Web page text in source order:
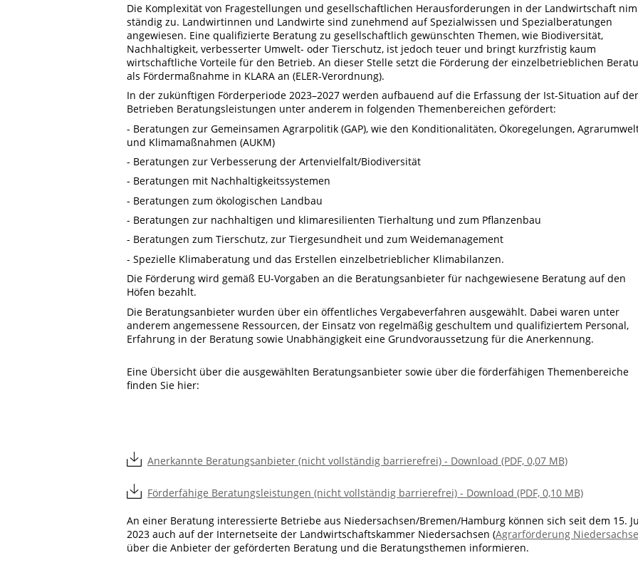
Die Komplexität von Fragestellungen und gesellschaftlichen Herausforderungen in der Landwirtschaft
ständig zu. Landwirtinnen und Landwirte sind zunehmend auf Spezialwissen und Spezialberatungen
angewiesen. Eine qualifizierte Beratung zu gesellschaftlich gewünschten Themen, wie Biodiversität,
Nachhaltigkeit, verbesserter Umwelt- oder Tierschutz, ist jedoch teuer und bringt kurzfristig kaum
wirtschaftliche Vorteile für den Betrieb. An dieser Stelle setzt die Förderung der einzelbetrieblichen
als Fördermaßnahme in KLARA an (ELER-Verordnung).
In der zukünftigen Förderperiode 2023–2027 werden aufbauend auf die Erfassung der Ist-Situation auf
Betrieben Beratungsleistungen unter anderem in folgenden Themenbereichen gefördert:
- Beratungen zur Gemeinsamen Agrarpolitik (GAP), wie den Konditionalitäten, Ökoregelungen,
und Klimamaßnahmen (AUKM)
- Beratungen zur Verbesserung der Artenvielfalt/Biodiversität
- Beratungen mit Nachhaltigkeitssystemen
- Beratungen zum ökologischen Landbau
- Beratungen zur nachhaltigen und klimaresilienten Tierhaltung und zum Pflanzenbau
- Beratungen zum Tierschutz, zur Tiergesundheit und zum Weidemanagement
- Spezielle Klimaberatung und das Erstellen einzelbetrieblicher Klimabilanzen.
Die Förderung wird gemäß EU-Vorgaben an die Beratungsanbieter für nachgewiesene Beratung auf den
Höfen bezahlt.
Die Beratungsanbieter wurden über ein öffentliches Vergabeverfahren ausgewählt. Dabei waren unter
anderem angemessene Ressourcen, der Einsatz von regelmäßig geschultem und qualifiziertem Personal,
Erfahrung in der Beratung sowie Unabhängigkeit eine Grundvoraussetzung für die Anerkennung.
Eine Übersicht über die ausgewählten Beratungsanbieter sowie über die förderfähigen Themenbereiche
finden Sie hier:
Anerkannte Beratungsanbieter (nicht vollständig barrierefrei) - Download (PDF, 0,07 MB)
Förderfähige Beratungsleistungen (nicht vollständig barrierefrei) - Download (PDF, 0,10 MB)
An einer Beratung interessierte Betriebe aus Niedersachsen/Bremen/Hamburg können sich seit dem 15.
2023 auch auf der Internetseite der Landwirtschaftskammer Niedersachsen (Agrarförderung
über die Anbieter der geförderten Beratung und die Beratungsthemen informieren.